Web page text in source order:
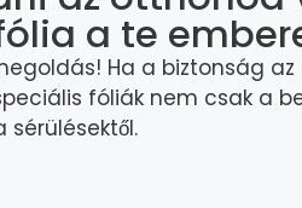
a te
Ha a biztonság
fóliák nem csak a